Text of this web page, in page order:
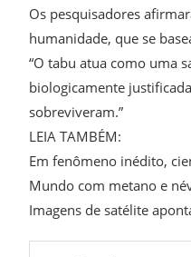
Os pesquisadores
humanidade, que se
“O tabu atua como uma
biologicamente
sobreviveram.”
LEIA TAMBÉM:
Em fenômeno inédito,
Mundo com metano e
Imagens de satélite